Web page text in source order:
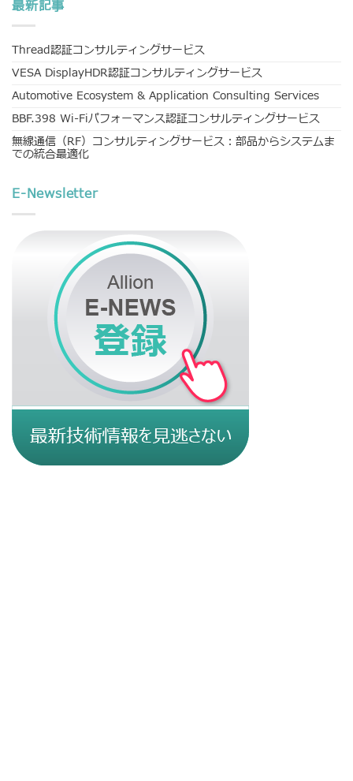
最新記事
Thread認証コンサルティングサービス
VESA DisplayHDR認証コンサルティングサービス
Automotive Ecosystem & Application Consulting Services
BBF.398 Wi-Fiパフォーマンス認証コンサルティングサービス
無線通信（RF）コンサルティングサービス：部品からシステムま
での統合最適化
E-Newsletter